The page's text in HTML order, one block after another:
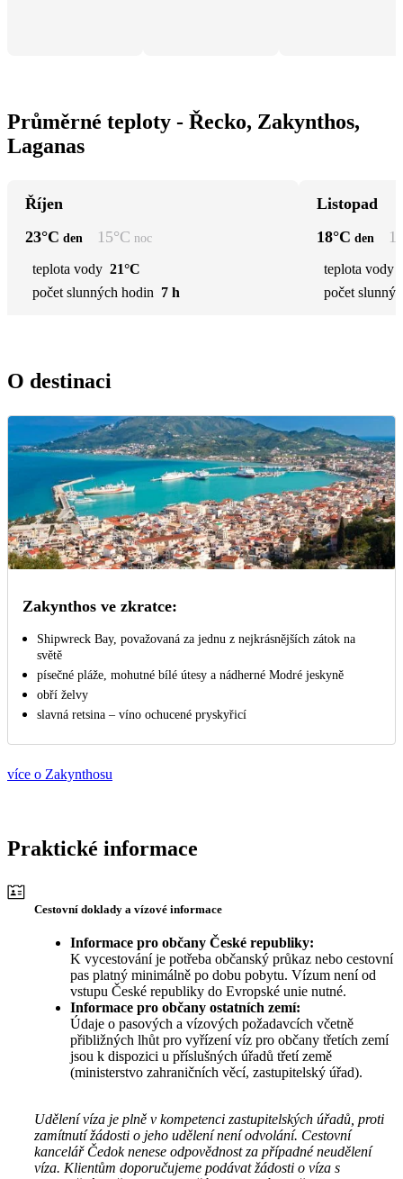
Průměrné teploty - Řecko, Zakynthos,
Laganas
Říjen
23°C den 15°C noc
teplota vody 21°C
počet slunných hodin 7 h
Listopad
18°C den
teplota vody
počet
O destinaci
Zakynthos ve zkratce:
Shipwreck Bay, považovaná za jednu z nejkrásnějších zátok na
světě
písečné pláže, mohutné bílé útesy a nádherné Modré jeskyně
obří želvy
slavná retsina – víno ochucené pryskyřicí
více o Zakynthosu
Praktické informace
Cestovní doklady a vízové informace
Informace pro občany České republiky:
K vycestování je potřeba občanský průkaz nebo cestovní
pas platný minimálně po dobu pobytu. Vízum není od
vstupu České republiky do Evropské unie nutné.
Informace pro občany ostatních zemí:
Údaje o pasových a vízových požadavcích včetně
přibližných lhůt pro vyřízení víz pro občany třetích zemí
jsou k dispozici u příslušných úřadů třetí země
(ministerstvo zahraničních věcí, zastupitelský úřad).
Udělení víza je plně v kompetenci zastupitelských úřadů, proti
zamítnutí žádosti o jeho udělení není odvolání. Cestovní
kancelář Čedok nenese odpovědnost za případné neudělení
víza. Klientům doporučujeme podávat žádosti o víza s